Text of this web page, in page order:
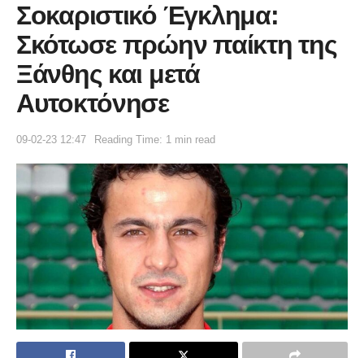
Σοκαριστικό Έγκλημα:
Σκότωσε πρώην παίκτη της
Ξάνθης και μετά
Αυτοκτόνησε
09-02-23 12:47 Reading Time: 1 min read